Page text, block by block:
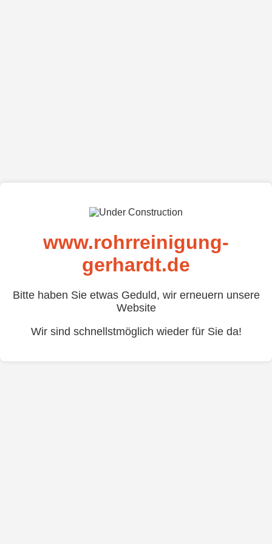
www.rohrreinigung-
gerhardt.de
Bitte haben Sie etwas Geduld, wir erneuern unsere
Website
Wir sind schnellstmöglich wieder für Sie da!